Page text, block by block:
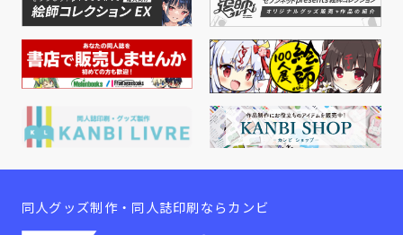
同人グッズ制作・同人誌印刷ならカンビ